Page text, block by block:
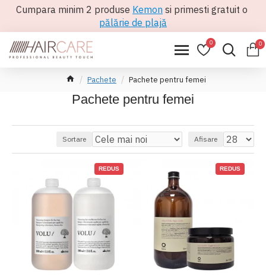
Cumpara minim 2 produse Kemon si primesti gratuit o
pălărie de plajă
0 0
Pachete Pachete pentru femei
Pachete pentru femei
Sortare Afisare
REDUS REDUS